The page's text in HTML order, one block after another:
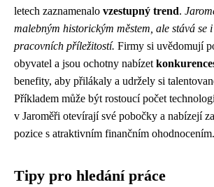
letech zaznamenalo vzestupný trend.
malebným historickým městem, ale stává se
pracovních příležitostí. Firmy si uvědomují
obyvatel a jsou ochotny nabízet
benefity, aby přilákaly a udržely si
Příkladem může být rostoucí počet
v Jaroměři otevírají své pobočky a nabízejí
pozice s atraktivním finančním ohodnocením.
Tipy pro hledání práce